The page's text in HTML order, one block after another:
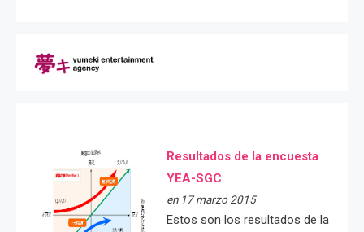
Resultados de la encuesta
YEA-SGC
en 17 marzo 2015
Estos son los resultados de la